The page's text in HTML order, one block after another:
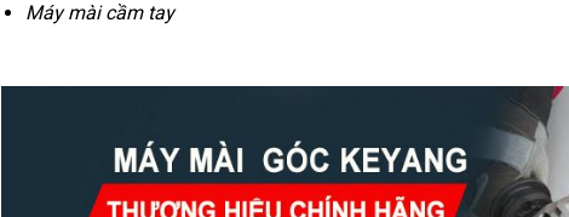
Máy mài cầm tay